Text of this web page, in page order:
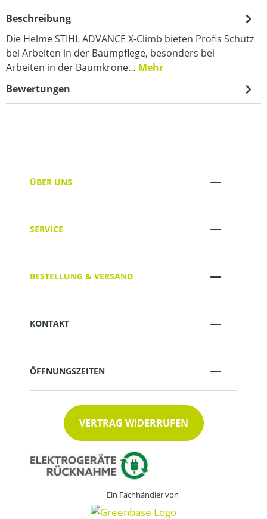
Beschreibung
Die Helme STIHL ADVANCE X-Climb bieten Profis Schutz
bei Arbeiten in der Baumpflege, besonders bei
Arbeiten in der Baumkrone… Mehr
Bewertungen
ÜBER UNS
SERVICE
BESTELLUNG & VERSAND
KONTAKT
ÖFFNUNGSZEITEN
VERTRAG WIDERRUFEN
Ein Fachhändler von